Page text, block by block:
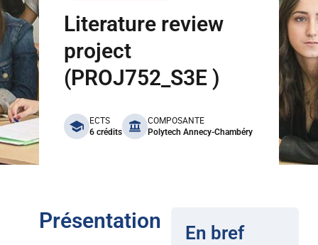
Literature review
project
(PROJ752_S3E )
benefits
ECTS
6 crédits
COMPOSANTE
Polytech Annecy-Chambéry
Présentation En bref